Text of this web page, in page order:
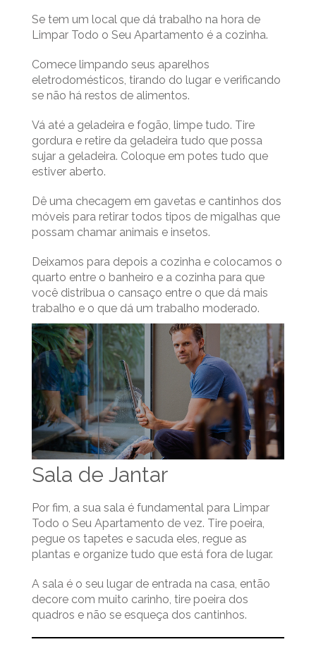
Se tem um local que dá trabalho na hora de
Limpar Todo o Seu Apartamento é a cozinha.
Comece limpando seus aparelhos
eletrodomésticos, tirando do lugar e verificando
se não há restos de alimentos.
Vá até a geladeira e fogão, limpe tudo. Tire
gordura e retire da geladeira tudo que possa
sujar a geladeira. Coloque em potes tudo que
estiver aberto.
Dê uma checagem em gavetas e cantinhos dos
móveis para retirar todos tipos de migalhas que
possam chamar animais e insetos.
Deixamos para depois a cozinha e colocamos o
quarto entre o banheiro e a cozinha para que
você distribua o cansaço entre o que dá mais
trabalho e o que dá um trabalho moderado.
Sala de Jantar
Por fim, a sua sala é fundamental para Limpar
Todo o Seu Apartamento de vez. Tire poeira,
pegue os tapetes e sacuda eles, regue as
plantas e organize tudo que está fora de lugar.
A sala é o seu lugar de entrada na casa, então
decore com muito carinho, tire poeira dos
quadros e não se esqueça dos cantinhos.